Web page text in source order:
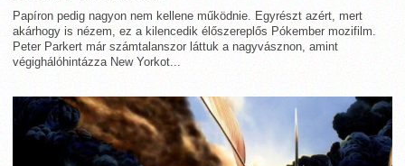
Papíron pedig nagyon nem kellene működnie. Egyrészt azért, mert
akárhogy is nézem, ez a kilencedik élőszereplős Pókember mozifilm.
Peter Parkert már számtalanszor láttuk a nagyvásznon, amint
végighálóhintázza New Yorkot...